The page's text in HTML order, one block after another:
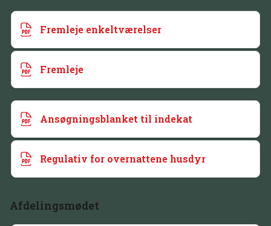
Fremleje enkeltværelser
Fremleje
Ansøgningsblanket til indekat
Regulativ for overnattene husdyr
Afdelingsmødet